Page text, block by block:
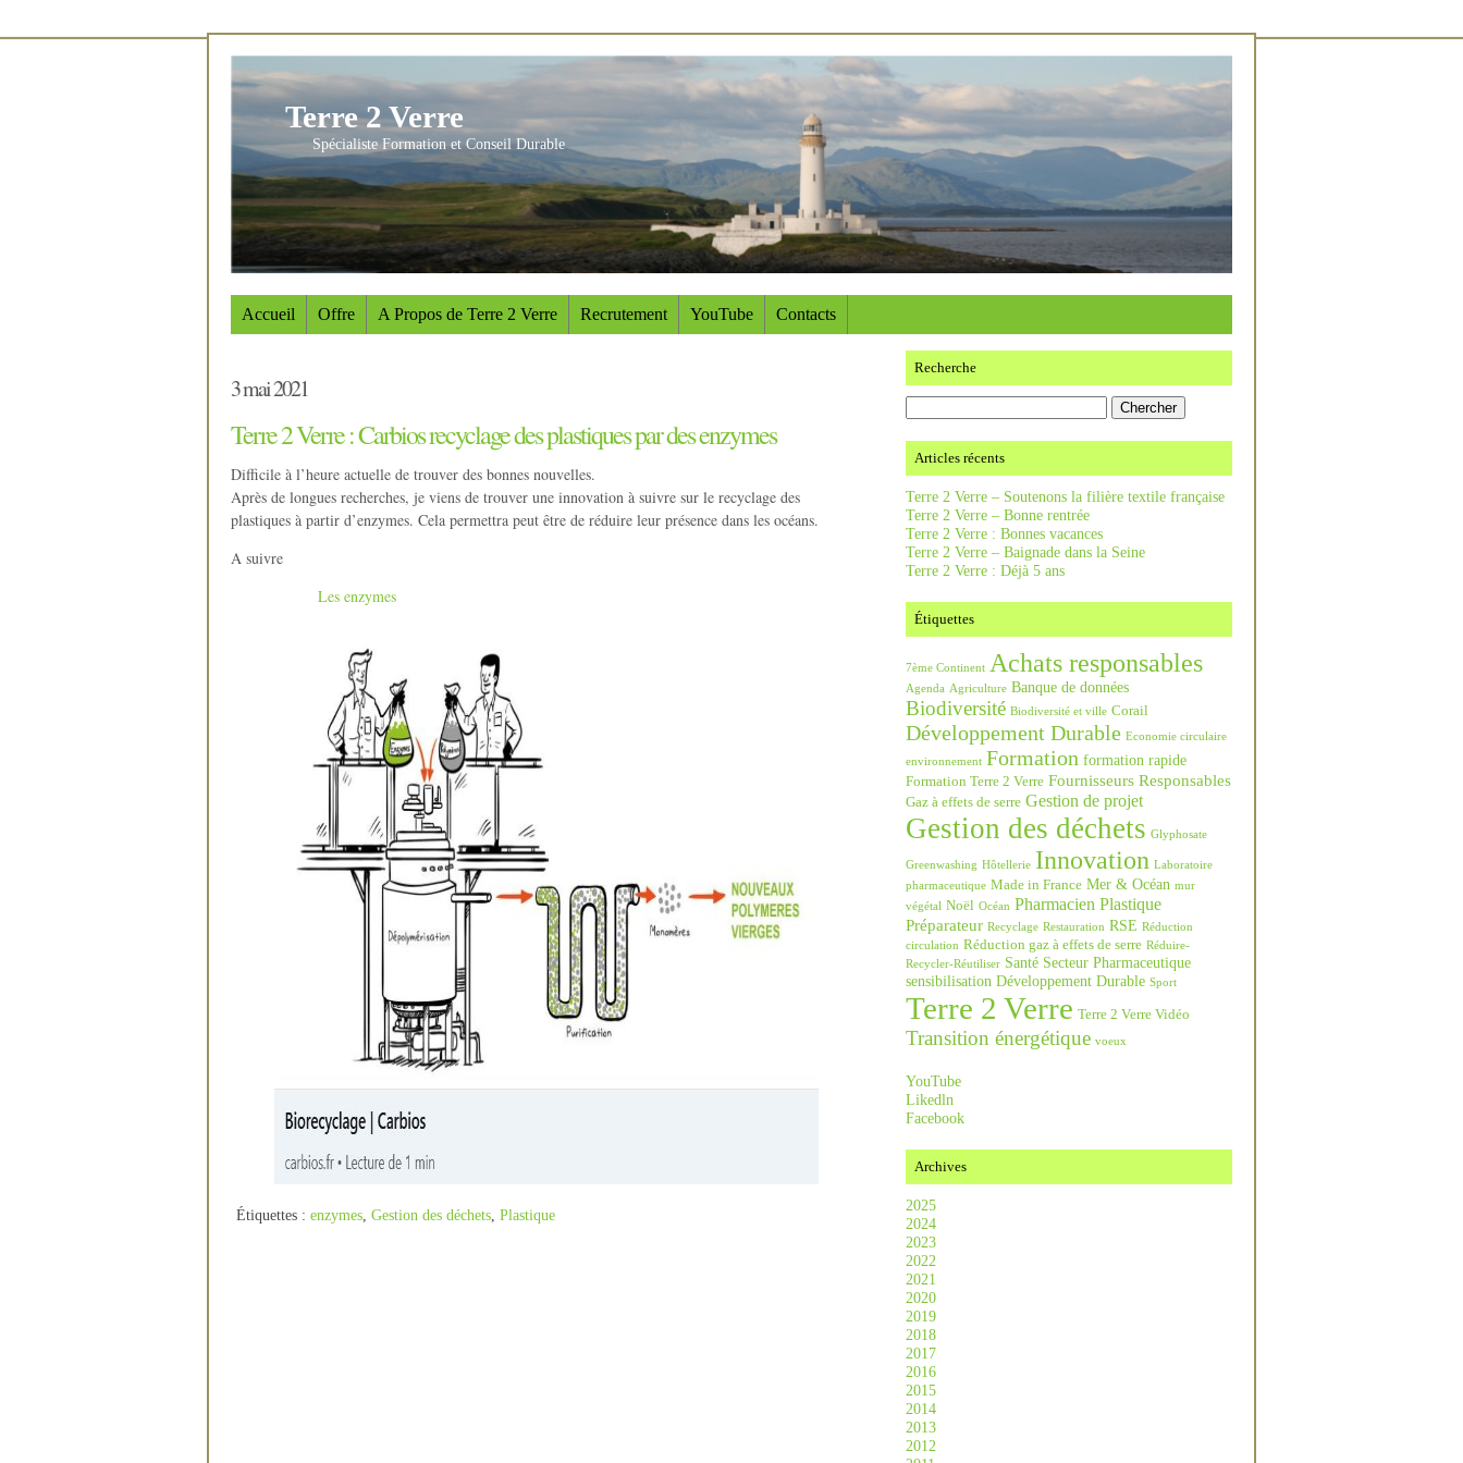
Terre 2 Verre
Spécialiste Formation et Conseil Durable
Accueil Offre A Propos de Terre 2 Verre Recrutement YouTube Contacts
3 mai 2021
Terre 2 Verre : Carbios recyclage des plastiques par des enzymes
Difficile à l’heure actuelle de trouver des bonnes nouvelles.
Après de longues recherches, je viens de trouver une innovation à suivre sur le recyclage des
plastiques à partir d’enzymes. Cela permettra peut être de réduire leur présence dans les océans.
A suivre
Les enzymes
Étiquettes : enzymes Gestion des déchets Plastique
Recherche
Articles récents
Terre 2 Verre – Soutenons la filière textile française
Terre 2 Verre – Bonne rentrée
Terre 2 Verre : Bonnes vacances
Terre 2 Verre – Baignade dans la Seine
Terre 2 Verre : Déjà 5 ans
Étiquettes
7ème Continent Achats responsables
Agenda Agriculture Banque de données
Biodiversité Biodiversité et ville Corail
Développement Durable Economie circulaire
environnement Formation formation rapide
Formation Terre 2 Verre Fournisseurs Responsables
Gaz à effets de serre Gestion de projet
Gestion des déchets Glyphosate
Greenwashing Hôtellerie Innovation Laboratoire
pharmaceutique Made in France Mer & Océan mur
végétal Noël Océan Pharmacien Plastique
Préparateur Recyclage Restauration RSE Réduction
circulation Réduction gaz à effets de serre Réduire-
Recycler-Réutiliser Santé Secteur Pharmaceutique
sensibilisation Développement Durable Sport
Terre 2 Verre Terre 2 Verre Vidéo
Transition énergétique voeux
YouTube
Likedln
Facebook
Archives
2025
2024
2023
2022
2021
2020
2019
2018
2017
2016
2015
2014
2013
2012